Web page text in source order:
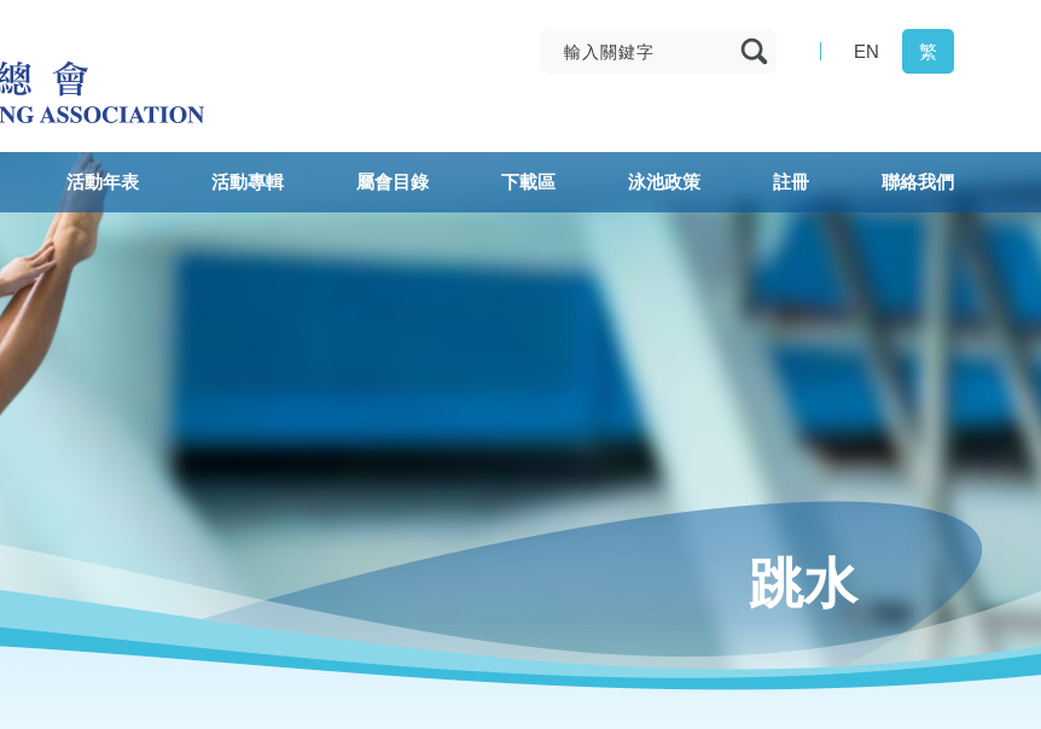
EN 繁
活動年表 活動專輯 屬會目錄 下載區 泳池政策 註冊 聯絡我們
跳水